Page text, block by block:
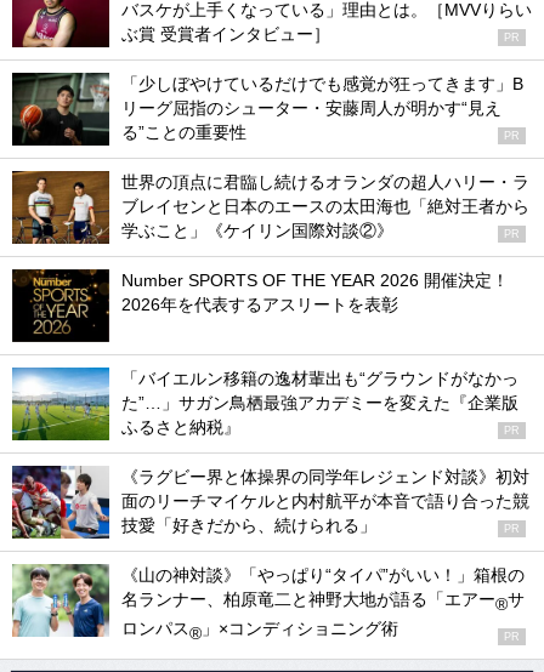
バスケが上手くなっている」理由とは。［MVVりらい
ぶ賞 受賞者インタビュー］
PR
「少しぼやけているだけでも感覚が狂ってきます」B
リーグ屈指のシューター・安藤周人が明かす“見え
る”ことの重要性
PR
世界の頂点に君臨し続けるオランダの超人ハリー・ラ
ブレイセンと日本のエースの太田海也「絶対王者から
学ぶこと」《ケイリン国際対談②》
PR
Number SPORTS OF THE YEAR 2026 開催決定！
2026年を代表するアスリートを表彰
「バイエルン移籍の逸材輩出も“グラウンドがなかっ
た”…」サガン鳥栖最強アカデミーを変えた『企業版
ふるさと納税』
PR
《ラグビー界と体操界の同学年レジェンド対談》初対
面のリーチマイケルと内村航平が本音で語り合った競
技愛「好きだから、続けられる」
PR
《山の神対談》「やっぱり“タイパ”がいい！」箱根の
名ランナー、柏原竜二と神野大地が語る「エアー®サ
ロンパス® 」×コンディショニング術 PR